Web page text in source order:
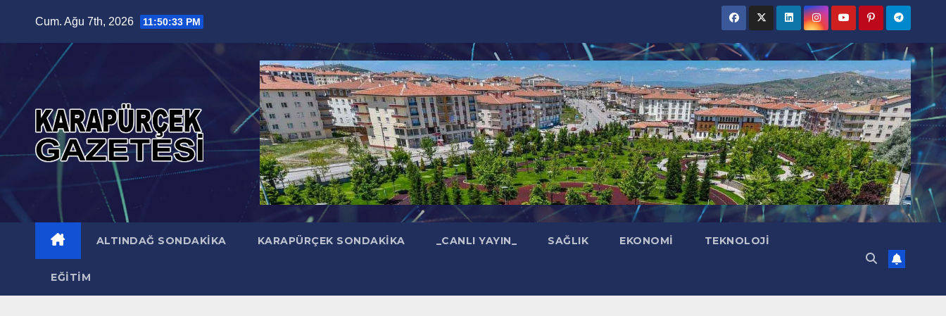
Cum. Ağu 7th, 2026 11:50:34 PM
ALTINDAĞ SONDAKIKA KARAPÜRÇEK SONDAKIKA _CANLI YAYIN_ SAĞLIK EKONOMI TEKNOLOJI
EĞITIM